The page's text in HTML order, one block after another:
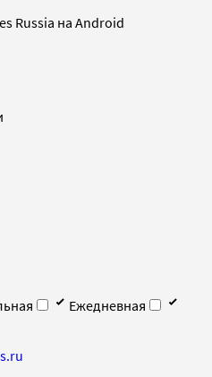
Russia на Android
Ежедневная